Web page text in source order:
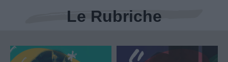
Le Rubriche